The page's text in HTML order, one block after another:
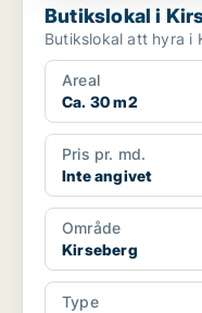
Butikslokal i
Butikslokal att hyra i
Areal
Ca. 30 m2
Pris pr. md.
Inte angivet
Område
Kirseberg
Type